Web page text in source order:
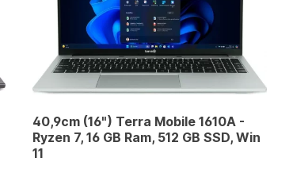
40,9cm (16") Terra Mobile 1610A -
Ryzen 7, 16 GB Ram, 512 GB SSD, Win
11